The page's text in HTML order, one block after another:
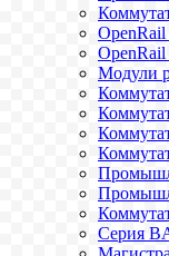
Модули
Серия